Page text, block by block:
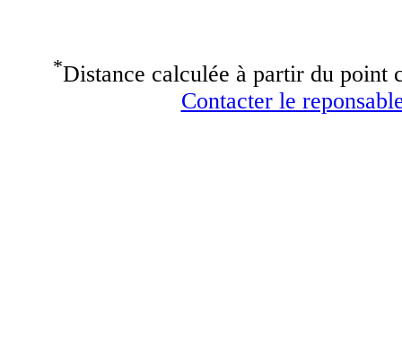
*Distance calculée à partir du point
Contacter le